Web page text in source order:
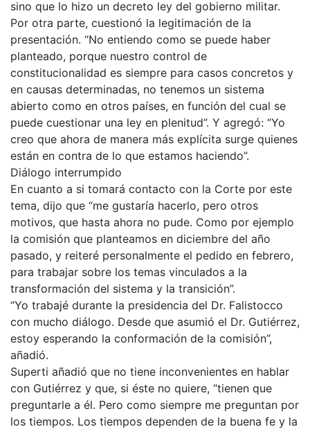
sino que lo hizo un decreto ley del gobierno militar.
Por otra parte, cuestionó la legitimación de la
presentación. “No entiendo como se puede haber
planteado, porque nuestro control de
constitucionalidad es siempre para casos concretos y
en causas determinadas, no tenemos un sistema
abierto como en otros países, en función del cual se
puede cuestionar una ley en plenitud”. Y agregó: “Yo
creo que ahora de manera más explícita surge quienes
están en contra de lo que estamos haciendo”.
Diálogo interrumpido
En cuanto a si tomará contacto con la Corte por este
tema, dijo que “me gustaría hacerlo, pero otros
motivos, que hasta ahora no pude. Como por ejemplo
la comisión que planteamos en diciembre del año
pasado, y reiteré personalmente el pedido en febrero,
para trabajar sobre los temas vinculados a la
transformación del sistema y la transición”.
“Yo trabajé durante la presidencia del Dr. Falistocco
con mucho diálogo. Desde que asumió el Dr. Gutiérrez,
estoy esperando la conformación de la comisión”,
añadió.
Superti añadió que no tiene inconvenientes en hablar
con Gutiérrez y que, si éste no quiere, “tienen que
preguntarle a él. Pero como siempre me preguntan por
los tiempos. Los tiempos dependen de la buena fe y la